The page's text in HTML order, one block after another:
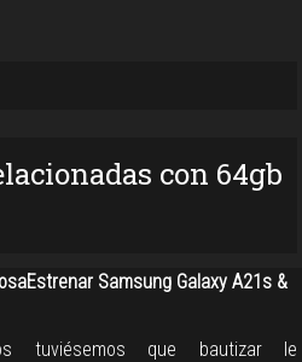
con 64gb
Samsung Galaxy A21s &
tuviésemos que bautizar le